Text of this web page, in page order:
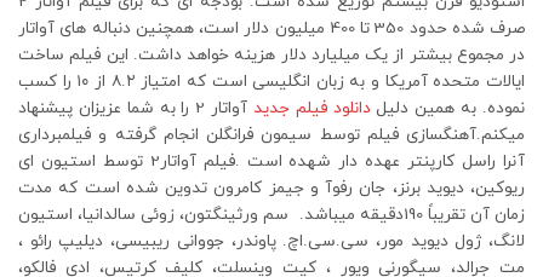
صرف شده حدود 350 تا 400 میلیون دلار است، همچنین دنباله های آواتار
در مجموع بیشتر از یک میلیارد دلار هزینه خواهد داشت. این فیلم ساخت
ایالات متحده آمریکا و به زبان انگلیسی است که امتیاز ۸.۲ از ۱۰ را کسب
نموده. به همین دلیلدانلود فیلم جدید
آواتار 2 را به شما عزیزان پیشنهاد
میکنم.آهنگسازی فیلم توسط سیمون فرانگلن انجام گرفته و فیلمبرداری
آنرا راسل کارپنتر عهده دار شهده است .فیلم آواتار2 توسط استیون ای
ریوکین، دیوید برنز، جان رفوآ و جیمز کامرون تدوین شده است که مدت
زمان آن تقریباً 190دقیقه میباشد. سم ورثینگتون، زوئی سالدانیا، استیون
لانگ، ژول دیوید مور، سی.سی.اچ. پاوندر، جووانی ریبیسی، دیلیپ رائو ،
مت جرالد، سیگورنی ویور ، کیت وینسلت، کلیف کرتیس، ادی فالکو،